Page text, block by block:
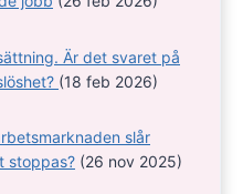
Är det svaret på
(18 feb 2026)
slår
stoppas? (26 nov 2025)